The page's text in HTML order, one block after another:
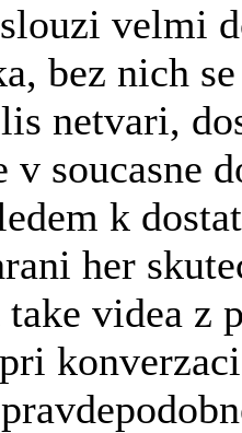
velmi
bez nich
netvari,
v soucasne
k
her
take videa z